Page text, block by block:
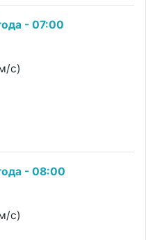
- 07:00
с)
- 08:00
с)